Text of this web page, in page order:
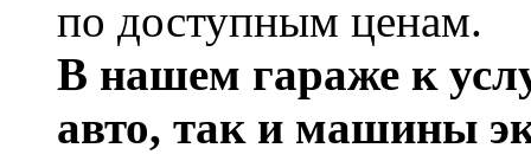
по доступным ценам.
В нашем гараже к
авто, так и машины